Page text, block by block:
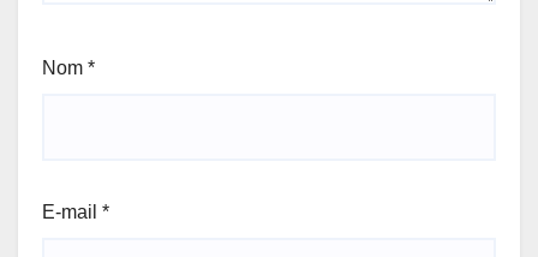
Nom *
E-mail *